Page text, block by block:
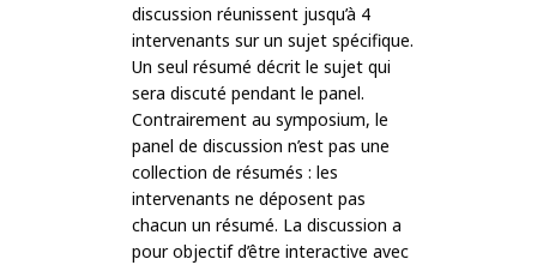
discussion réunissent jusqu’à 4
intervenants sur un sujet spécifique.
Un seul résumé décrit le sujet qui
sera discuté pendant le panel.
Contrairement au symposium, le
panel de discussion n’est pas une
collection de résumés : les
intervenants ne déposent pas
chacun un résumé. La discussion a
pour objectif d’être interactive avec